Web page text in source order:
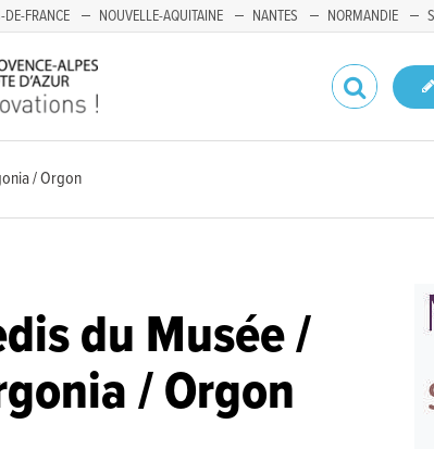
DE-FRANCE NOUVELLE-AQUITAINE NANTES NORMANDIE
/ Orgon
du Musée /
/ Orgon